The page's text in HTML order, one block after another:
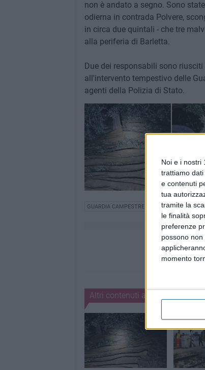
Noi e i nostri
trattiamo
e contenuti
tua
tramite la
le finalità
preferenze
possono
momento
non è andato a segno. Sono
odierna in contrada Polvere,
in circa due quintali - che tre
alla periferia di Barletta.
Due dei responsabili sono
all'intervento tempestivo delle
agenti della Polizia di Stato.
GUARDIA CAMPESTRE
Altri contenuti a tema